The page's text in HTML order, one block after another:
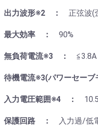
出力波形※2 ： 正弦波(
最大効率 ： 90%
無負荷電流※3 ： ≦3.8A
待機電流※3(パワーセー
入力電圧範囲※4 ：
保護回路 ：
入力過/低